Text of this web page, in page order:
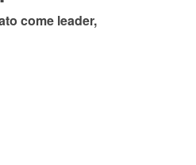
come leader,